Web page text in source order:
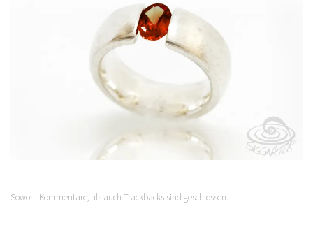
Sowohl Kommentare, als auch Trackbacks sind geschlossen.